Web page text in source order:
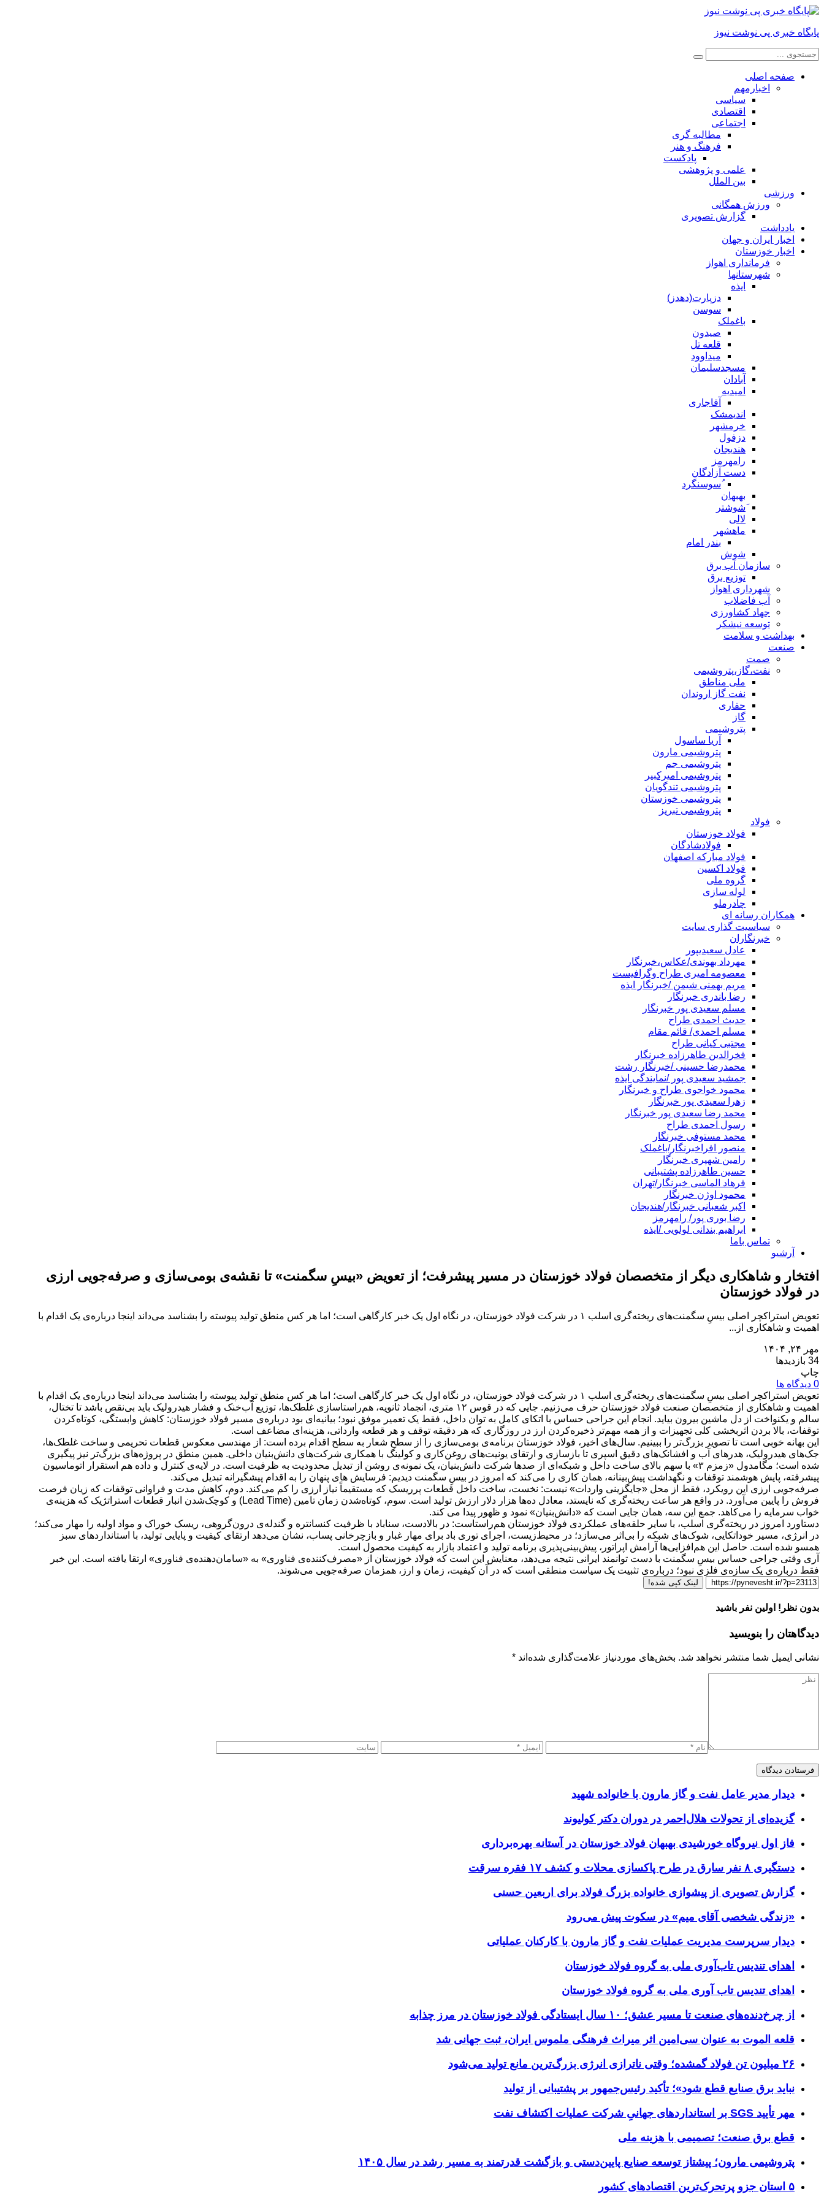
پایگاه خبری پی نوشت نیوز
صفحه اصلی
اخبارمهم
سیاسی
اقتصادی
اجتماعی
مطالبه گری
فرهنگ و هنر
پادکست
علمی و پژوهشی
بین الملل
ورزشی
ورزش همگانی
گزارش تصویری
یادداشت
اخبار ایران و جهان
اخبار خوزستان
فرمانداری اهواز
شهرستانها
ایذه
دزپارت(دهدز)
سوسن
باغملک
صیدون
قلعه تل
میداوود
مسجدسلیمان
آبادان
امیدیه
آقاجاری
اندیمشک
خرمشهر
دزفول
هندیجان
رامهرمز
دست آزادگان
ُسوسنگرد
بهبهان
َشوشتر
لالی
ماهشهر
بندر امام
شوش
سازمان آب برق
توزیع برق
شهرداری اهواز
آب فاضلاب
جهاد کشاورزی
توسعه نیشکر
بهداشت و سلامت
صنعت
صمت
نفت،گاز،پتروشیمی
ملی مناطق
نفت گاز اروندان
حفاری
گاز
پتروشیمی
آریا ساسول
پتروشیمی مارون
پتروشیمی جم
پتروشیمی امیرکبیر
پتروشیمی تندگویان
پتروشیمی خوزستان
پتروشیمی تبریز
فولاد
فولاد خوزستان
فولادشادگان
فولاد مبارکه اصفهان
فولاد اکسین
گروه ملی
لوله سازی
چادرملو
همکاران رسانه ای
سیاسیت گذاری سایت
خبرنگاران
عادل سعیدیپور
مهرداد بهوندی/عکاس،خبرنگار
معصومه امیری طراح وگرافیست
مریم بهمنی شیمن /خبرنگار ایذه
رضا باندری خبرنگار
مسلم سعیدی پور خبرنگار
حدیث احمدی طراح
مسلم احمدی/ قائم مقام
مجتبی کیانی طراح
فخرالدین طاهرزاده خبرنگار
محمدرضا حسینی /خبرنگار رشت
جمشید سعیدی پور /نمایندگی ایذه
محمود خواجوی طراح و خبرنگار
زهرا سعیدی پور خبرنگار
محمد رضا سعیدی پور خبرنگار
رسول احمدی طراح
محمد مستوفی خبرنگار
منصور افراخبرنگار/باغملک
رامین شهپری خبرنگار
حسین طاهرزاده پشتیبانی
فرهاد الماسی خبرنگار/تهران
محمود اوژن خبرنگار
اکبر شعبانی خبرنگار/هندیجان
رضا بوری پور/ رامهرمز
ابراهیم بندانی لولویی /ایذه
تماس باما
آرشیو
افتخار و شاهکاری دیگر از متخصصان فولاد خوزستان در مسیر پیشرفت؛ از تعویض «بیسِ سگمنت» تا نقشه‌ی بومی‌سازی و صرفه‌جویی ارزی
در فولاد خوزستان
تعویض استراکچر اصلی بیسِ سگمنت‌های ریخته‌گری اسلب ۱ در شرکت فولاد خوزستان، در نگاه اول یک خبر کارگاهی است؛ اما هر کس منطق تولید پیوسته را بشناسد می‌داند اینجا درباره‌ی یک اقدام با
اهمیت و شاهکاری از...
مهر ۲۴, ۱۴۰۴
34 بازدیدها
چاپ
0 دیدگاه ها
تعویض استراکچر اصلی بیسِ سگمنت‌های ریخته‌گری اسلب ۱ در شرکت فولاد خوزستان، در نگاه اول یک خبر کارگاهی است؛ اما هر کس منطق تولید پیوسته را بشناسد می‌داند اینجا درباره‌ی یک اقدام با
اهمیت و شاهکاری از متخصصان صنعت فولاد خوزستان حرف می‌زنیم. جایی که در قوس ۱۲ متری، انجماد ثانویه، هم‌راستاسازی غلطک‌ها، توزیع آب‌خنک و فشار هیدرولیک باید بی‌نقص باشد تا تختال،
سالم و یکنواخت از دل ماشین بیرون بیاید. انجام این جراحی حساس با اتکای کامل به توان داخل، فقط یک تعمیر موفق نبود؛ بیانیه‌ای بود درباره‌ی مسیر فولاد خوزستان: کاهش وابستگی، کوتاه‌کردن
توقفات، بالا بردن اثربخشی کلی تجهیزات و از همه مهم‌تر ذخیره‌کردن ارز در روزگاری که هر دقیقه توقف و هر قطعه وارداتی، هزینه‌ای مضاعف است.
این بهانه خوبی است تا تصویر بزرگ‌تر را ببینیم. سال‌های اخیر، فولاد خوزستان برنامه‌ی بومی‌سازی را از سطح شعار به سطح اقدام برده است: از مهندسی معکوس قطعات تحریمی و ساخت غلطک‌ها،
جک‌های هیدرولیک، هدرهای آب و افشانک‌های دقیق اسپری تا بازسازی و ارتقای یونیت‌های روغن‌کاری و کولینگ با همکاری شرکت‌های دانش‌بنیان داخلی. همین منطق در پروژه‌های بزرگ‌تر نیز پیگیری
شده است؛ مگامدول «زمزم ۳» با سهم بالای ساخت داخل و شبکه‌ای از صدها شرکت دانش‌بنیان، یک نمونه‌ی روشن از تبدیل محدودیت به ظرفیت است. در لایه‌ی کنترل و داده هم استقرار اتوماسیون
پیشرفته، پایش هوشمند توقفات و نگهداشت پیش‌بینانه، همان کاری را می‌کند که امروز در بیسِ سگمنت دیدیم: فرسایش های پنهان را به اقدام پیشگیرانه تبدیل می‌کند.
صرفه‌جویی ارزی این رویکرد، فقط از محل «جایگزینی واردات» نیست: نخست، ساخت داخل قطعات پرریسک که مستقیماً نیاز ارزی را کم می‌کند. دوم، کاهش مدت و فراوانی توقفات که زیان فرصت
فروش را پایین می‌آورد. در واقع هر ساعت ریخته‌گری که نایستد، معادل ده‌ها هزار دلار ارزش تولید است. سوم، کوتاه‌شدن زمان تامین (Lead Time) و کوچک‌شدن انبار قطعات استراتژیک که هزینه‌ی
خواب سرمایه را می‌کاهد. جمع این سه، همان جایی است که «دانش‌بنیان» نمود و ظهور پیدا می کند.
دستاورد امروز در ریخته‌گری اسلب، با سایر حلقه‌های عملکردی فولاد خوزستان هم‌راستاست: در بالادست، سناباد با ظرفیت کنسانتره و گندله‌ی درون‌گروهی، ریسک خوراک و مواد اولیه را مهار می‌کند؛
در انرژی، مسیر خوداتکایی، شوک‌های شبکه را بی‌اثر می‌سازد؛ در محیط‌زیست، اجرای توری‌ باد برای مهار غبار و بازچرخانی پساب، نشان می‌دهد ارتقای کیفیت و پایایی تولید، با استانداردهای سبز
همسو شده است. حاصل این هم‌افزایی‌ها آرامش اپراتور، پیش‌بینی‌پذیری برنامه تولید و اعتماد بازار به کیفیت محصول است.
آری وقتی جراحی حساس بیسِ سگمنت با دست توانمند ایرانی نتیجه می‌دهد، معنایش این است که فولاد خوزستان از «مصرف‌کننده‌ی فناوری» به «سامان‌دهنده‌ی فناوری» ارتقا یافته است. این خبر
فقط درباره‌ی یک سازه‌ی فلزی نبود؛ درباره‌ی تثبیت یک سیاست منطقی است که در آن کیفیت، زمان و ارز، همزمان صرفه‌جویی می‌شوند.
لینک کپی شده!
بدون نظر! اولین نفر باشید
دیدگاهتان را بنویسید
نشانی ایمیل شما منتشر نخواهد شد. بخش‌های موردنیاز علامت‌گذاری شده‌اند *
دیدار مدیر عامل نفت و گاز مارون با خانواده شهید
گزیده‌ای از تحولات هلال‌احمر در دوران دکتر کولیوند
فاز اول نیروگاه خورشیدی بهبهان فولاد خوزستان در آستانه بهره‌برداری
دستگیری ۸ نفر سارق در طرح پاکسازی محلات و کشف ۱۷ فقره سرقت
گزارش تصویری از پیشوازی خانواده بزرگ فولاد برای اربعین حسنی
«زندگی شخصی آقای میم» در سکوت پیش می‌رود
دیدار سرپرست مدیریت عملیات نفت و گاز مارون با کارکنان عملیاتی
اهدای تندیس تاب‌آوری ملی به گروه فولاد خوزستان
اهدای تندیس تاب آوری ملی به گروه فولاد خوزستان
از چرخ‌دنده‌های صنعت تا مسیر عشق؛ ۱۰ سال ایستادگی فولاد خوزستان در مرز چذابه
قلعه الموت به عنوان سی‌امین اثر میراث‌ فرهنگی ملموس ایران، ثبت جهانی شد
۲۶ میلیون تن فولاد گمشده؛ وقتی ناترازی انرژی بزرگ‌ترین مانع تولید می‌شود
نباید برق صنایع قطع شود»؛ تأکید رئیس‌جمهور بر پشتیبانی از تولید
مهر تأیید SGS بر استانداردهای جهانیِ شرکت عملیات اکتشاف نفت
قطع برق صنعت؛ تصمیمی با هزینه ملی
پتروشیمی مارون؛ پیشتاز توسعه صنایع پایین‌دستی و بازگشت قدرتمند به مسیر رشد در سال ۱۴۰۵
۵ استان جزو پرتحرک‌ترین اقتصاد‌های کشور